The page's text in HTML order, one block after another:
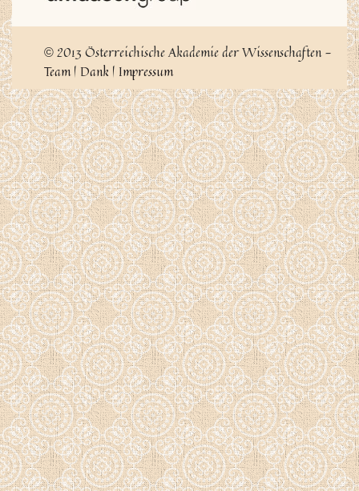
© 2013 Österreichische Akademie der Wissenschaften -
Team| Dank | Impressum